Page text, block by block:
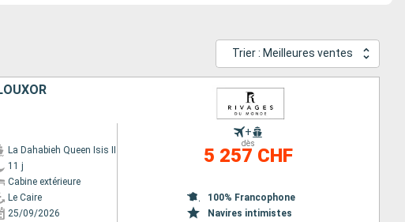
Trier : Meilleures ventes
La Dahabieh Queen Isis II
11 j
Cabine extérieure
Le Caire
25/09/2026
+
dès
5 257 CHF
100% Francophone
Navires intimistes